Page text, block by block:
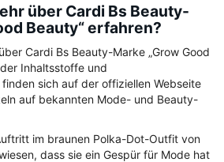
über Cardi Bs Beauty-
Beauty“ erfahren?
Cardi Bs Beauty-Marke „Grow Good
Inhaltsstoffe und
sich auf der offiziellen Webseite
auf bekannten Mode- und Beauty-
im braunen Polka-Dot-Outfit von
dass sie ein Gespür für Mode hat